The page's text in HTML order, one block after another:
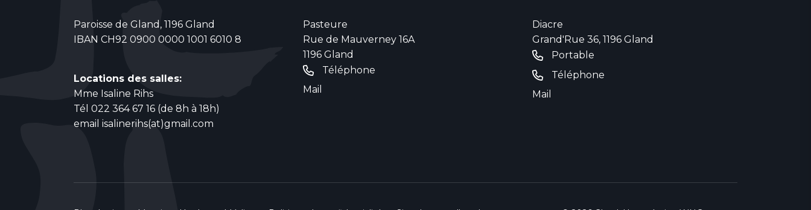
Paroisse de Gland, 1196 Gland
IBAN CH92 0900 0000 1001 6010 8
Locations des salles:
Mme Isaline Rihs
Tél 022 364 67 16 (de 8h à 18h)
email isalinerihs(at)gmail.com
Pasteure
Rue de Mauverney 16A
1196 Gland
Téléphone
Mail
Diacre
Grand'Rue 36, 1196 Gland
Portable
Téléphone
Mail